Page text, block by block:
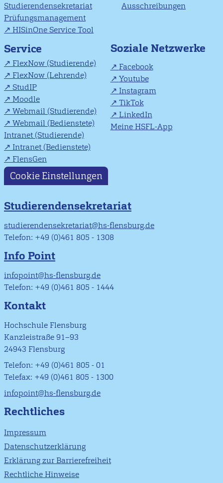
Studierendensekretariat
Prüfungsmanagement
HISinOne Service Tool
Ausschreibungen
Service
FlexNow (Studierende)
FlexNow (Lehrende)
StudIP
Moodle
Webmail (Studierende)
Webmail (Bedienstete)
Intranet (Studierende)
Intranet (Bedienstete)
FlensGen
Soziale Netzwerke
Facebook
Youtube
Instagram
TikTok
LinkedIn
Meine HSFL-App
Cookie Einstellungen
Studierendensekretariat
studierendensekretariat@hs-flensburg.de
Telefon: +49 (0)461 805 - 1308
Info Point
infopoint@hs-flensburg.de
Telefon: +49 (0)461 805 - 1444
Kontakt
Hochschule Flensburg
Kanzleistraße 91–93
24943 Flensburg
Telefon: +49 (0)461 805 - 01
Telefax: +49 (0)461 805 - 1300
infopoint@hs-flensburg.de
Rechtliches
Impressum
Datenschutzerklärung
Erklärung zur Barrierefreiheit
Rechtliche Hinweise